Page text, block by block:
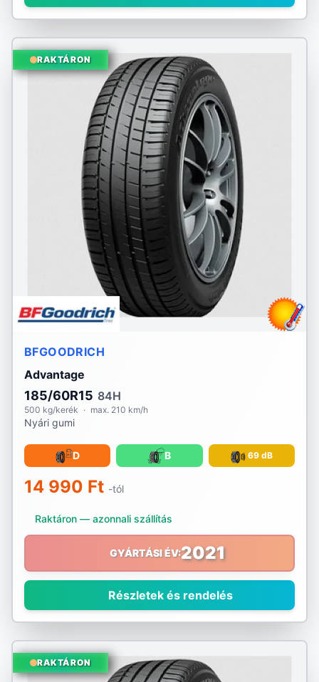
RAKTÁRON
BFGOODRICH
Advantage
185/60R15 84H
500 kg/kerék · max. 210 km/h
Nyári gumi
D B 69 dB
14 990 Ft -tól
Raktáron — azonnali szállítás
GYÁRTÁSI ÉV:2021
Részletek és rendelés
RAKTÁRON